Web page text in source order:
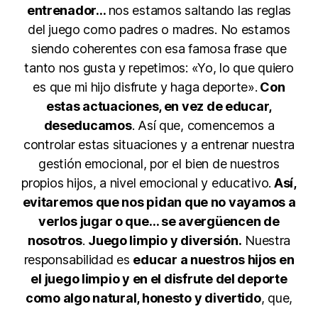
entrenador… nos estamos saltando las reglas
del juego como padres o madres. No estamos
siendo coherentes con esa famosa frase que
tanto nos gusta y repetimos: «Yo, lo que quiero
es que mi hijo disfrute y haga deporte». Con
estas actuaciones, en vez de educar,
deseducamos. Así que, comencemos a
controlar estas situaciones y a entrenar nuestra
gestión emocional, por el bien de nuestros
propios hijos, a nivel emocional y educativo. Así,
evitaremos que nos pidan que no vayamos a
verlos jugar o que… se avergüencen de
nosotros. Juego limpio y diversión. Nuestra
responsabilidad es educar a nuestros hijos en
el juego limpio y en el disfrute del deporte
como algo natural, honesto y divertido, que,